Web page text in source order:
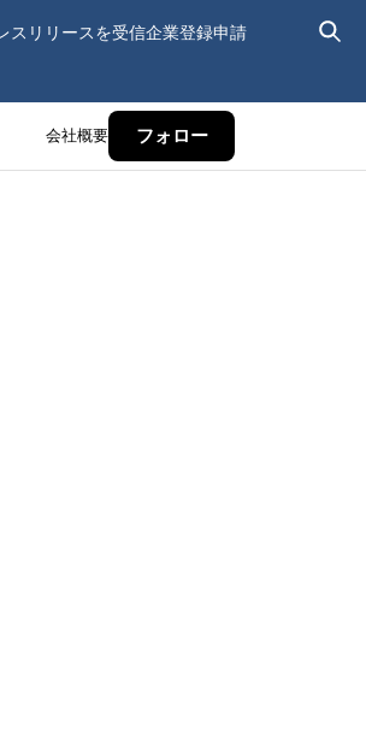
スリリースを受信企業登録申請
会社概要 フォロー